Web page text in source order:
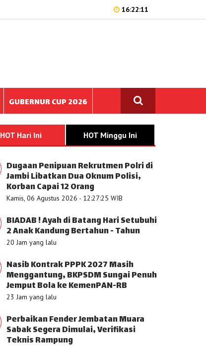
16:22:11
GUBERNUR CUP 2026
HOT Hari Ini HOT Minggu Ini
Dugaan Penipuan Rekrutmen Polri di
Jambi Libatkan Dua Oknum Polisi,
Korban Capai 12 Orang
Kamis, 06 Agustus 2026 - 12:27:25 WIB
BIADAB ! Ayah di Batang Hari Setubuhi
2 Anak Kandung Bertahun - Tahun
20 Jam yang lalu
Nasib Kontrak PPPK 2027 Masih
Menggantung, BKPSDM Sungai Penuh
Jemput Bola ke KemenPAN-RB
23 Jam yang lalu
Perbaikan Fender Jembatan Muara
Sabak Segera Dimulai, Verifikasi
Teknis Rampung